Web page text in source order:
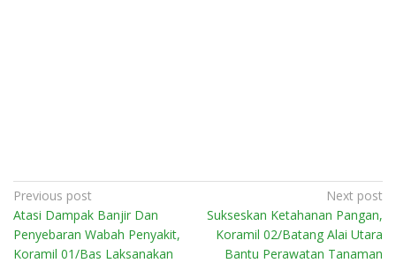
Post
navigation
Previous post
Atasi Dampak Banjir Dan
Penyebaran Wabah Penyakit,
Koramil 01/Bas Laksanakan
Next post
Sukseskan Ketahanan Pangan,
Koramil 02/Batang Alai Utara
Bantu Perawatan Tanaman